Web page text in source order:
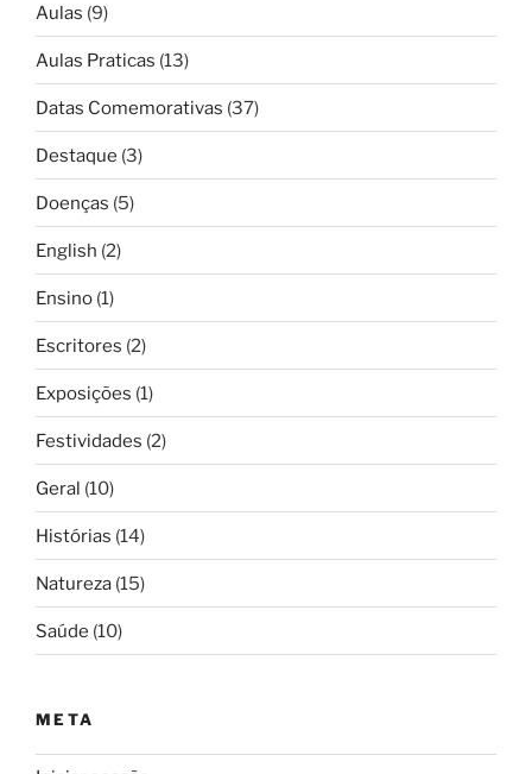
Aulas (9)
Aulas Praticas (13)
Datas Comemorativas (37)
Destaque (3)
Doenças (5)
English (2)
Ensino (1)
Escritores (2)
Exposições (1)
Festividades (2)
Geral (10)
Histórias (14)
Natureza (15)
Saúde (10)
META